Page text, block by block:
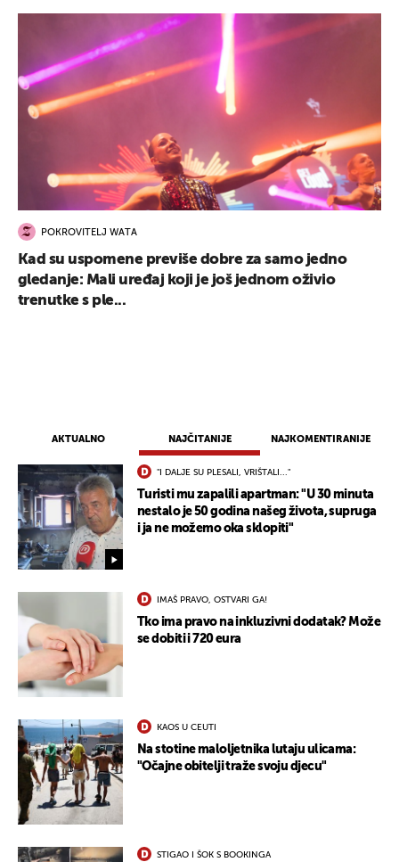
AKTUALNO NAJČITANIJE NAJKOMENTIRANIJE
"I DALJE SU PLESALI, VRIŠTALI..."
Turisti mu zapalili apartman: "U 30 minuta
nestalo je 50 godina našeg života, supruga
i ja ne možemo oka sklopiti"
IMAŠ PRAVO, OSTVARI GA!
Tko ima pravo na inkluzivni dodatak? Može
se dobiti i 720 eura
KAOS U CEUTI
Na stotine maloljetnika lutaju ulicama:
"Očajne obitelji traže svoju djecu"
STIGAO I ŠOK S BOOKINGA
POKROVITELJ WATA
Kad su uspomene previše dobre za samo jedno
gledanje: Mali uređaj koji je još jednom oživio
trenutke s ple...